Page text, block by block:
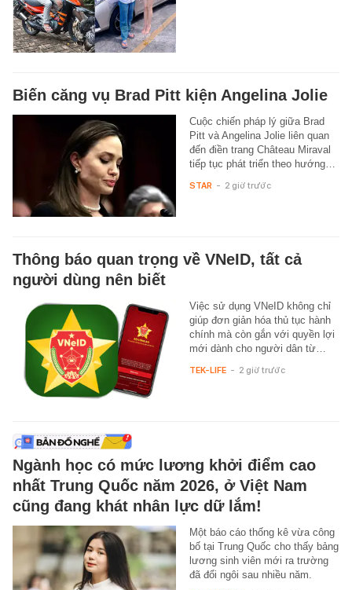
Biến căng vụ Brad Pitt kiện Angelina Jolie
Cuộc chiến pháp lý giữa Brad
Pitt và Angelina Jolie liên quan
đến điền trang Château Miraval
tiếp tục phát triển theo hướng…
STAR - 2 giờ trước
Thông báo quan trọng về VNeID, tất cả
người dùng nên biết
Việc sử dụng VNeID không chỉ
giúp đơn giản hóa thủ tục hành
chính mà còn gắn với quyền lợi
mới dành cho người dân từ…
TEK-LIFE - 2 giờ trước
Ngành học có mức lương khởi điểm cao
nhất Trung Quốc năm 2026, ở Việt Nam
cũng đang khát nhân lực dữ lắm!
Một báo cáo thống kê vừa công
bố tại Trung Quốc cho thấy bảng
lương sinh viên mới ra trường
đã đổi ngôi sau nhiều năm.